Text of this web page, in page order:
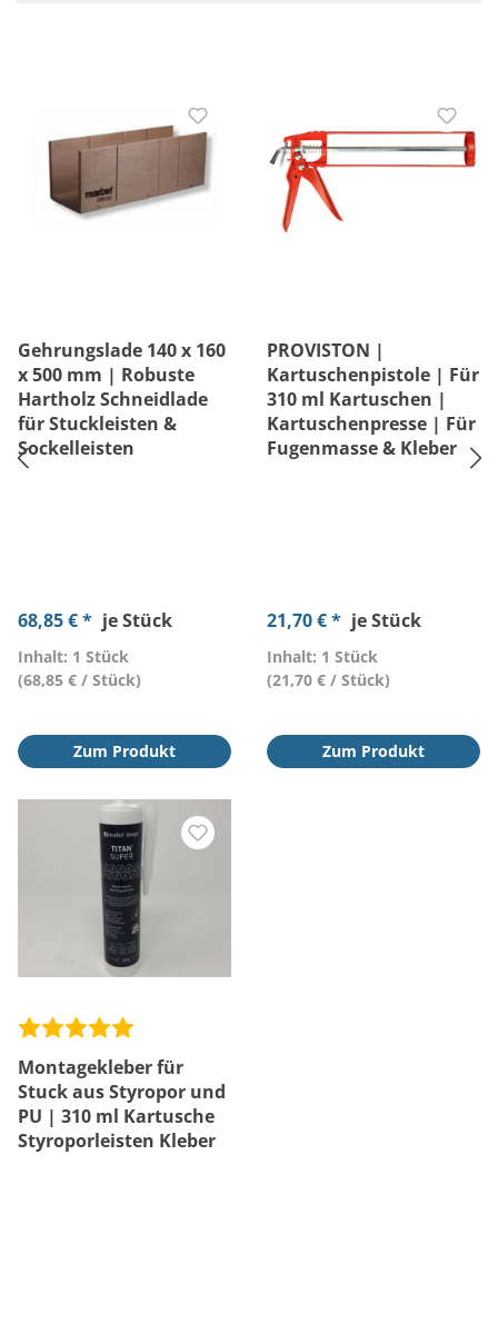
Gehrungslade 140 x 160
x 500 mm | Robuste
Hartholz Schneidlade
für Stuckleisten &
Sockelleisten
68,85 € * je Stück
Inhalt: 1 Stück
(68,85 € / Stück)
Zum Produkt
PROVISTON |
Kartuschenpistole | Für
310 ml Kartuschen |
Kartuschenpresse | Für
Fugenmasse & Kleber
21,70 € * je Stück
Inhalt: 1 Stück
(21,70 € / Stück)
Zum Produkt
Montagekleber für
Stuck aus Styropor und
PU | 310 ml Kartusche
Styroporleisten Kleber